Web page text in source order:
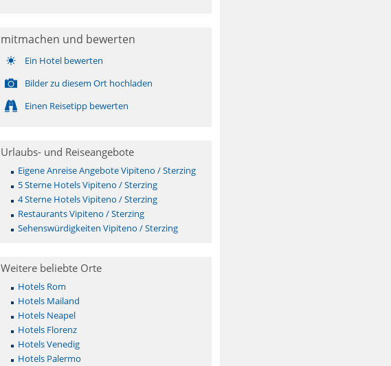
mitmachen und bewerten
Ein Hotel bewerten
Bilder zu diesem Ort hochladen
Einen Reisetipp bewerten
Urlaubs- und Reiseangebote
Eigene Anreise Angebote Vipiteno / Sterzing
5 Sterne Hotels Vipiteno / Sterzing
4 Sterne Hotels Vipiteno / Sterzing
Restaurants Vipiteno / Sterzing
Sehenswürdigkeiten Vipiteno / Sterzing
Weitere beliebte Orte
Hotels Rom
Hotels Mailand
Hotels Neapel
Hotels Florenz
Hotels Venedig
Hotels Palermo